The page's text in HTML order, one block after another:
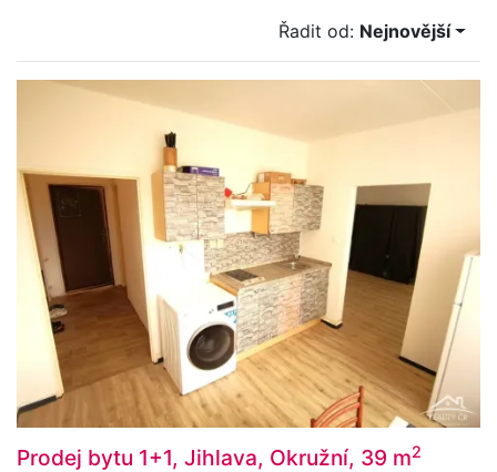
Řadit od: Nejnovější
Prodej bytu 1+1, Jihlava, Okružní, 39 m2